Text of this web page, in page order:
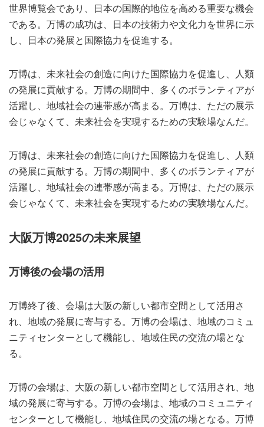
世界博覧会であり、日本の国際的地位を高める重要な機会
である。万博の成功は、日本の技術力や文化力を世界に示
し、日本の発展と国際協力を促進する。
万博は、未来社会の創造に向けた国際協力を促進し、人類
の発展に貢献する。万博の期間中、多くのボランティアが
活躍し、地域社会の連帯感が高まる。万博は、ただの展示
会じゃなくて、未来社会を実現するための実験場なんだ。
万博は、未来社会の創造に向けた国際協力を促進し、人類
の発展に貢献する。万博の期間中、多くのボランティアが
活躍し、地域社会の連帯感が高まる。万博は、ただの展示
会じゃなくて、未来社会を実現するための実験場なんだ。
大阪万博2025の未来展望
万博後の会場の活用
万博終了後、会場は大阪の新しい都市空間として活用さ
れ、地域の発展に寄与する。万博の会場は、地域のコミュ
ニティセンターとして機能し、地域住民の交流の場とな
る。
万博の会場は、大阪の新しい都市空間として活用され、地
域の発展に寄与する。万博の会場は、地域のコミュニティ
センターとして機能し、地域住民の交流の場となる。万博